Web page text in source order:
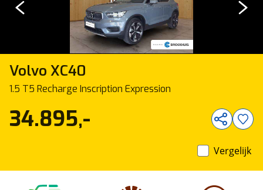
Volvo XC40
1.5 T5 Recharge Inscription Expression
34.895,-
Vergelijk